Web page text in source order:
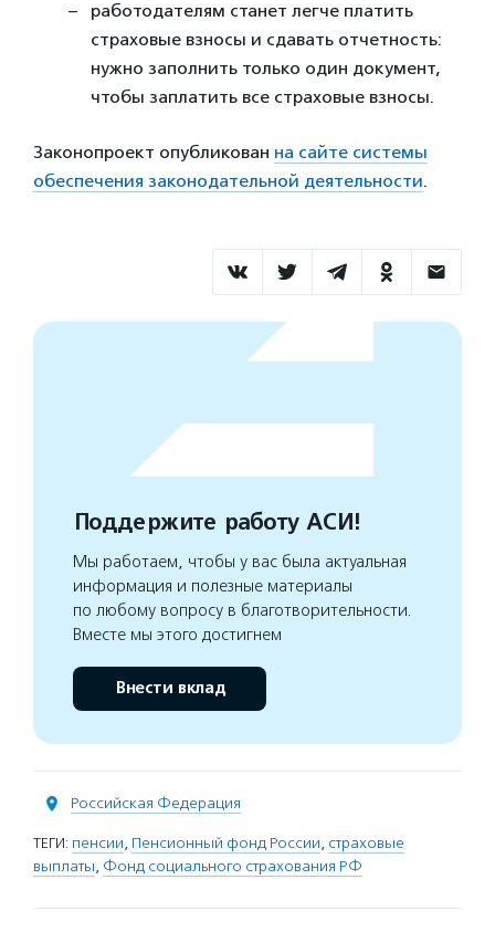
работодателям станет легче платить
страховые взносы и сдавать отчетность:
нужно заполнить только один документ,
чтобы заплатить все страховые взносы.
Законопроект опубликован на сайте системы
обеспечения законодательной деятельности.
Поддержите работу АСИ!
Мы работаем, чтобы у вас была актуальная
информация и полезные материалы
по любому вопросу в благотворительности.
Вместе мы этого достигнем
Внести вклад
Российская Федерация
ТЕГИ: пенсии, Пенсионный фонд России, страховые
выплаты, Фонд социального страхования РФ